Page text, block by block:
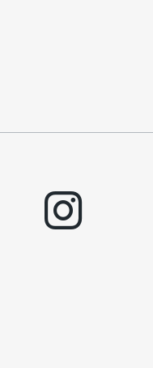
instagram